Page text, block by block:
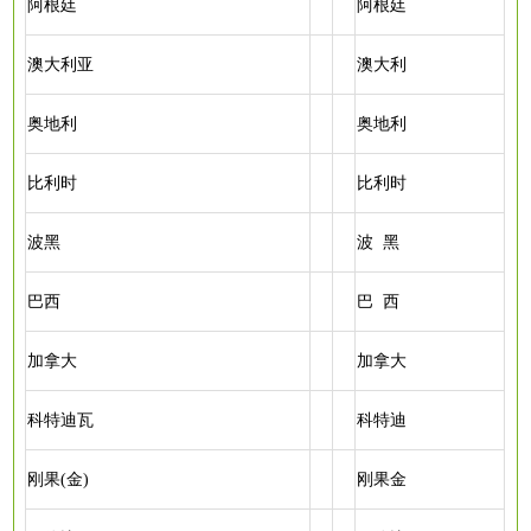
阿根廷 阿根廷
澳大利亚 澳大利
奥地利 奥地利
比利时 比利时
波黑 波 黑
巴西 巴 西
加拿大 加拿大
科特迪瓦 科特迪
刚果(金) 刚果金